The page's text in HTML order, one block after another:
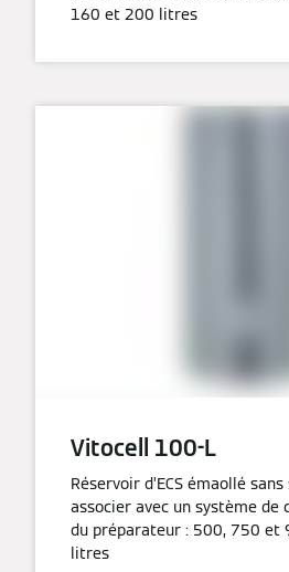
160 et 200 litres
Vitocell 100-L
Réservoir d’ECS émaollé
associer avec un système de
du préparateur : 500, 750 et
litres